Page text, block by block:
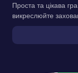
Проста та цікава
викреслюйте